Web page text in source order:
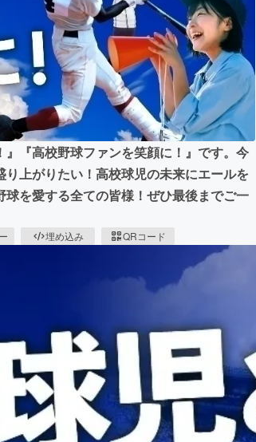
CAMPFIRE for Social GoodCAMPFIRE
CAMPFIREふるさと納税 machi-yaコミ
『高校野球ファンを笑顔に！』です。今
上がりたい！高校球児の未来にエールを
を愛する全ての皆様！ぜひ最後までご一
埋め込み QRコード